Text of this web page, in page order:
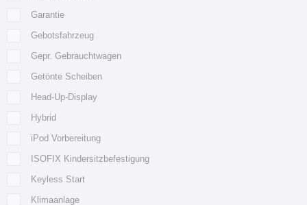
Garantie
Gebotsfahrzeug
Gepr. Gebrauchtwagen
Getönte Scheiben
Head-Up-Display
Hybrid
iPod Vorbereitung
ISOFIX Kindersitzbefestigung
Keyless Start
Klimaanlage